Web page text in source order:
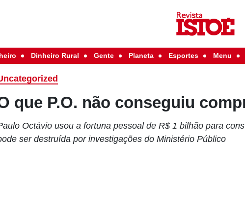
Dinheiro Rural Gente Planeta Esportes Menu
que P.O. não conseguiu
Octávio usou a fortuna pessoal de R$ 1 bilhão para
ser destruída por investigações do Ministério Público